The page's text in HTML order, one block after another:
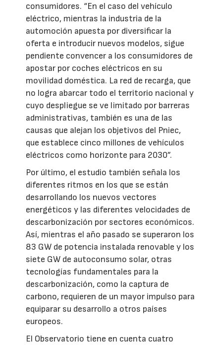
consumidores. “En el caso del vehículo
eléctrico, mientras la industria de la
automoción apuesta por diversificar la
oferta e introducir nuevos modelos, sigue
pendiente convencer a los consumidores de
apostar por coches eléctricos en su
movilidad doméstica. La red de recarga, que
no logra abarcar todo el territorio nacional y
cuyo despliegue se ve limitado por barreras
administrativas, también es una de las
causas que alejan los objetivos del Pniec,
que establece cinco millones de vehículos
eléctricos como horizonte para 2030”.
Por último, el estudio también señala los
diferentes ritmos en los que se están
desarrollando los nuevos vectores
energéticos y las diferentes velocidades de
descarbonización por sectores económicos.
Así, mientras el año pasado se superaron los
83 GW de potencia instalada renovable y los
siete GW de autoconsumo solar, otras
tecnologías fundamentales para la
descarbonización, como la captura de
carbono, requieren de un mayor impulso para
equiparar su desarrollo a otros países
europeos.
El Observatorio tiene en cuenta cuatro